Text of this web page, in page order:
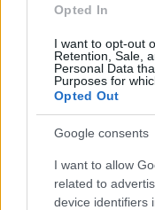
Opted In
I want to opt-out
Retention, Sale,
Personal Data
Purposes for
Opted Out
Google consents
I want to allow
related to
device identifiers